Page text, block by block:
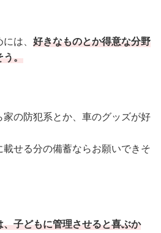
は、 好きなものとか得意な分野
う。
の防犯系とか、車のグッズが好
せる分の備蓄ならお願いできそ
子どもに管理させると喜ぶか